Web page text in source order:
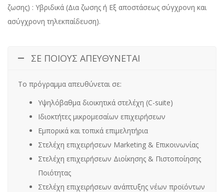
ζωσης) : Υβριδικά (Δια ζωσης ή Eξ αποστάσεως σύγχρονη και
ασύγχρονη τηλεκπαίδευση).
ΣΕ ΠΟΙΟΥΣ ΑΠΕΥΘΥΝΕΤΑΙ
Το πρόγραμμα απευθύνεται σε:
Υψηλόβαθμα διοικητικά στελέχη (C-suite)
Ιδιοκτήτες μικρομεσαίων επιχειρήσεων
Εμπορικά και τοπικά επιμελητήρια
Στελέχη επιχειρήσεων Marketing & Επικοινωνίας
Στελέχη επιχειρήσεων Διοίκησης & Πιστοποίησης
Ποιότητας
Στελέχη επιχειρήσεων ανάπτυξης νέων προϊόντων